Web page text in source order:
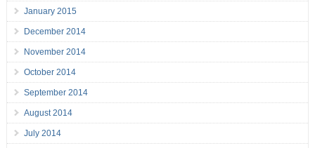
January 2015
December 2014
November 2014
October 2014
September 2014
August 2014
July 2014